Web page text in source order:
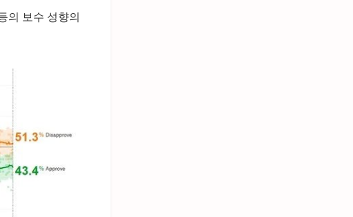
의 보수 성향의